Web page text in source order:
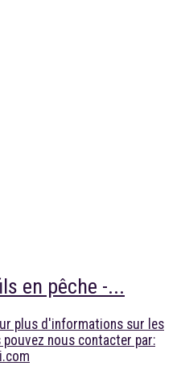
en pêche -...
plus d'informations sur les
nous contacter par: